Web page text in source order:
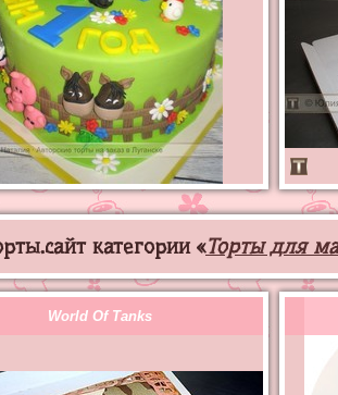
категории «Торты для
World Of Tanks